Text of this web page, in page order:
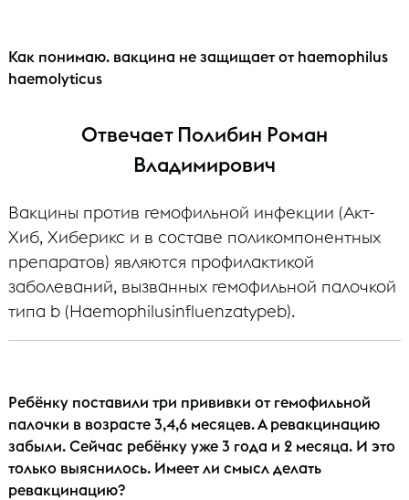
Как понимаю. вакцина не защищает от haemophilus
haemolyticus
Отвечает Полибин Роман
Владимирович
Вакцины против гемофильной инфекции (Акт-
Хиб, Хиберикс и в составе поликомпонентных
препаратов) являются профилактикой
заболеваний, вызванных гемофильной палочкой
типа b (Haemophilusinfluenzatypeb).
Ребёнку поставили три прививки от гемофильной
палочки в возрасте 3,4,6 месяцев. А ревакцинацию
забыли. Сейчас ребёнку уже 3 года и 2 месяца. И это
только выяснилось. Имеет ли смысл делать
ревакцинацию?